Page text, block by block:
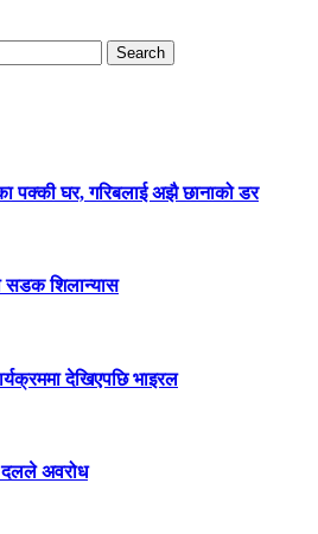
पक्की घर, गरिबलाई अझै छानाको डर
सडक शिलान्यास
देखिएपछि भाइरल
दलले अवरोध